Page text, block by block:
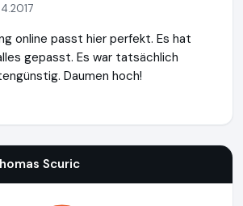
online passt hier perfekt. Es hat
gepasst. Es war tatsächlich
Daumen hoch!
Scuric